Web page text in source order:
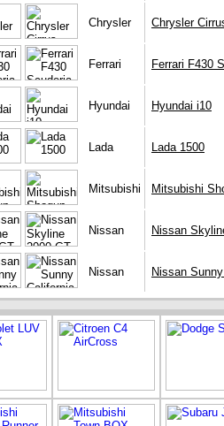
Chrysler Chrysler
Ferrari Ferrari F430
Hyundai Hyundai i10
Lada Lada 1500
Mitsubishi Mitsubishi
Nissan Nissan
Nissan Nissan